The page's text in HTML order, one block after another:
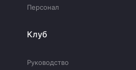
Персонал
Клуб
Руководство